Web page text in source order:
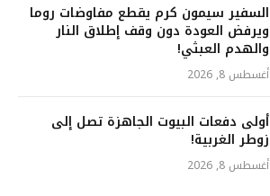
السفير سيمون كرم يقطع مفاوضات روما
ويرفض العودة دون وقف إطلاق النار
والهدم العبثي!
أغسطس 8, 2026
أولى دفعات البيوت الجاهزة تصل إلى
زوطر الغربية!
أغسطس 8, 2026